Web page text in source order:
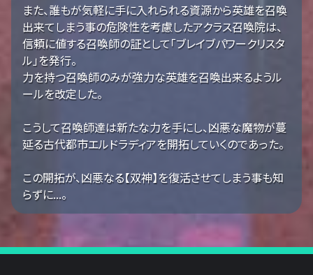
また、誰もが気軽に手に入れられる資源から英雄を召喚
出来てしまう事の危険性を考慮したアクラス召喚院は、
信頼に値する召喚師の証として「ブレイブパワークリスタ
ル」を発行。
力を持つ召喚師のみが強力な英雄を召喚出来るようル
ールを改定した。
こうして召喚師達は新たな力を手にし、凶悪な魔物が蔓
延る古代都市エルドラディアを開拓していくのであった。
この開拓が、凶悪なる【双神】を復活させてしまう事も知
らずに...。